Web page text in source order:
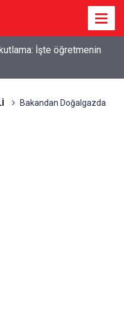
İşte öğretmenin
Bakandan Doğalgazda